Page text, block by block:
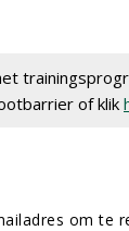
of klik
om te